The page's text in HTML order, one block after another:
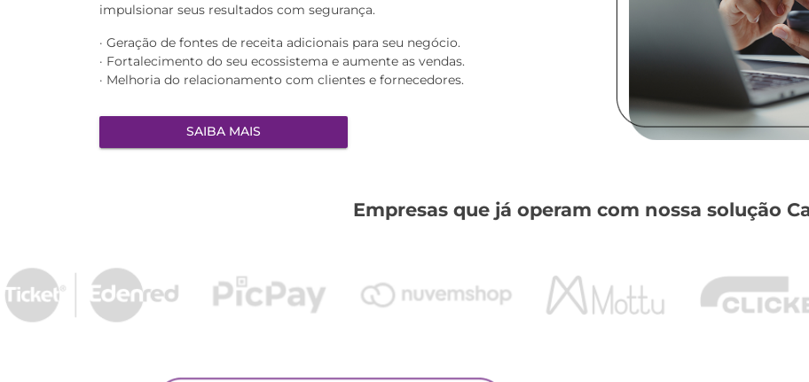
impulsionar seus resultados com segurança.
· Geração de fontes de receita adicionais para seu negócio.
· Fortalecimento do seu ecossistema e aumente as vendas.
· Melhoria do relacionamento com clientes e fornecedores.
SAIBA MAIS
Empresas que já operam com nossa solução